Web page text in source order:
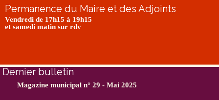
Permanence du Maire et des Adjoints
Vendredi de 17h15 à 19h15
et samedi matin sur rdv
Dernier bulletin
Magazine municipal n° 29 - Mai 2025